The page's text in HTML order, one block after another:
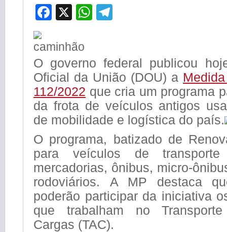
Facebook
X WhatsApp
O governo federal publicou
Oficial da União (DOU) a
112/2022 que cria um programa
da frota de veículos antigos
de mobilidade e logística do país.
O programa, batizado de
para veículos de
mercadorias, ônibus, micro-
rodoviários. A MP destaca
poderão participar da iniciativa
que trabalham no
Cargas (TAC).